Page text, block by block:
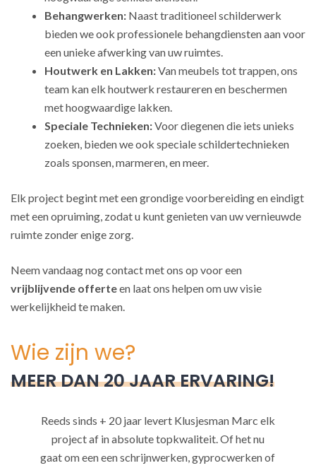
Behangwerken: Naast traditioneel schilderwerk
bieden we ook professionele behangdiensten aan voor
een unieke afwerking van uw ruimtes.
Houtwerk en Lakken:Van meubels tot trappen, ons
team kan elk houtwerk restaureren en beschermen
met hoogwaardige lakken.
Speciale Technieken:Voor diegenen die iets unieks
zoeken, bieden we ook speciale schildertechnieken
zoals sponsen, marmeren, en meer.
Elk project begint met een grondige voorbereiding en eindigt
met een opruiming, zodat u kunt genieten van uw vernieuwde
ruimte zonder enige zorg.
Neem vandaag nog contact met ons op voor een
vrijblijvende offerteen laat ons helpen om uw visie
werkelijkheid te maken.
Wie zijn we?
MEER DAN 20 JAAR ERVARING!
Reeds sinds + 20 jaar levert Klusjesman Marc elk
project af in absolute topkwaliteit. Of het nu
gaat om een een schrijnwerken, gyprocwerken of